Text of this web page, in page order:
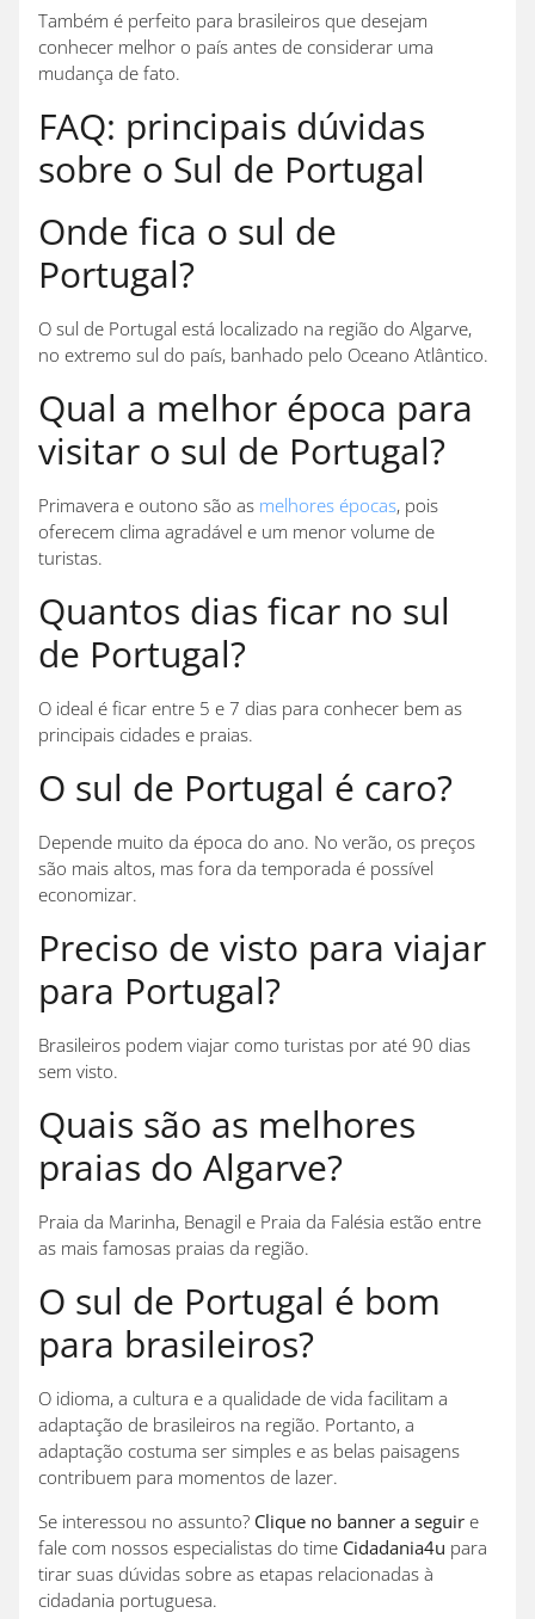
Também é perfeito para brasileiros que desejam
conhecer melhor o país antes de considerar uma
mudança de fato.
FAQ: principais dúvidas
sobre o Sul de Portugal
Onde fica o sul de
Portugal?
O sul de Portugal está localizado na região do Algarve,
no extremo sul do país, banhado pelo Oceano Atlântico.
Qual a melhor época para
visitar o sul de Portugal?
Primavera e outono são as melhores épocas, pois
oferecem clima agradável e um menor volume de
turistas.
Quantos dias ficar no sul
de Portugal?
O ideal é ficar entre 5 e 7 dias para conhecer bem as
principais cidades e praias.
O sul de Portugal é caro?
Depende muito da época do ano. No verão, os preços
são mais altos, mas fora da temporada é possível
economizar.
Preciso de visto para viajar
para Portugal?
Brasileiros podem viajar como turistas por até 90 dias
sem visto.
Quais são as melhores
praias do Algarve?
Praia da Marinha, Benagil e Praia da Falésia estão entre
as mais famosas praias da região.
O sul de Portugal é bom
para brasileiros?
O idioma, a cultura e a qualidade de vida facilitam a
adaptação de brasileiros na região. Portanto, a
adaptação costuma ser simples e as belas paisagens
contribuem para momentos de lazer.
Se interessou no assunto? Clique no banner a seguir e
fale com nossos especialistas do time Cidadania4u para
tirar suas dúvidas sobre as etapas relacionadas à
cidadania portuguesa.